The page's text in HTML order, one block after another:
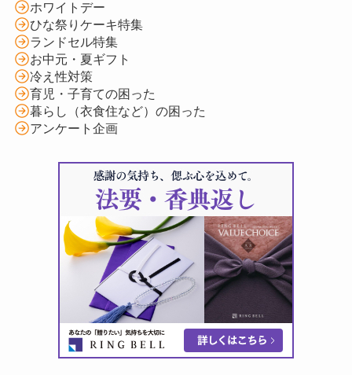
ホワイトデー
ひな祭りケーキ特集
ランドセル特集
お中元・夏ギフト
冷え性対策
育児・子育ての困った
暮らし（衣食住など）の困った
アンケート企画